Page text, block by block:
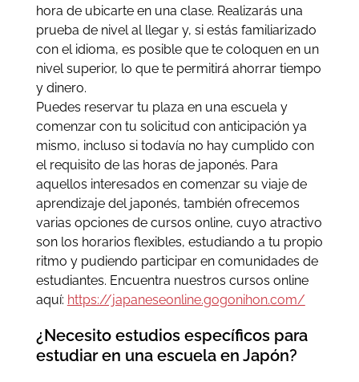
hora de ubicarte en una clase. Realizarás una
prueba de nivel al llegar y, si estás familiarizado
con el idioma, es posible que te coloquen en un
nivel superior, lo que te permitirá ahorrar tiempo
y dinero.
Puedes reservar tu plaza en una escuela y
comenzar con tu solicitud con anticipación ya
mismo, incluso si todavía no hay cumplido con
el requisito de las horas de japonés. Para
aquellos interesados ​​en comenzar su viaje de
aprendizaje del japonés, también ofrecemos
varias opciones de cursos online, cuyo atractivo
son los horarios flexibles, estudiando a tu propio
ritmo y pudiendo participar en comunidades de
estudiantes. Encuentra nuestros cursos online
aquí: https://japaneseonline.gogonihon.com/
¿Necesito estudios específicos para
estudiar en una escuela en Japón?